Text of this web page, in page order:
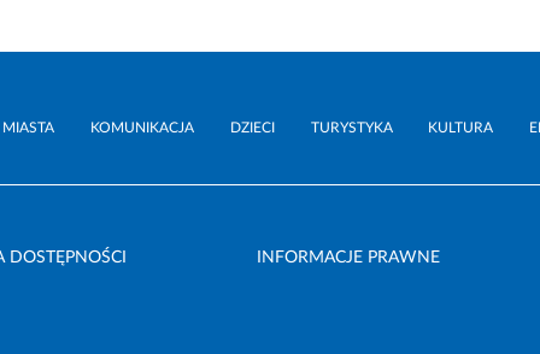
KOMUNIKACJA DZIECI TURYSTYKA KULTURA
DOSTĘPNOŚCI INFORMACJE PRAWNE